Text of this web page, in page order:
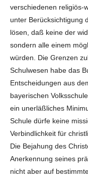
verschiedenen religiös-
unter Berücksichtigung
lösen, daß keine der
sondern alle einem
würden. Die Grenzen
Schulwesen habe das
Entscheidungen aus
bayerischen
ein unerläßliches
Schule dürfe keine
Verbindlichkeit für
Die Bejahung des
Anerkennung seines
nicht aber auf